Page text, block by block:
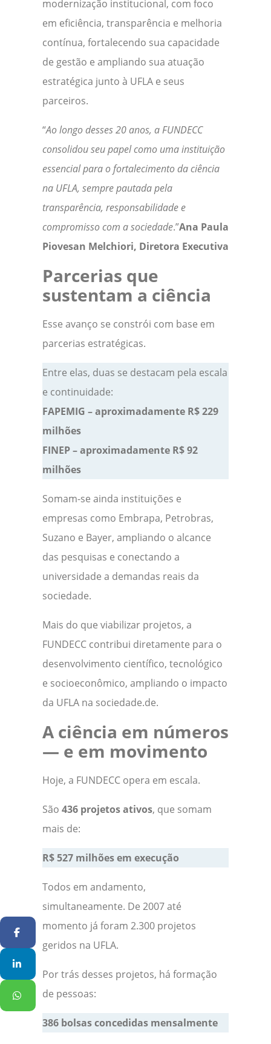
modernização institucional, com foco
em eficiência, transparência e melhoria
contínua, fortalecendo sua capacidade
de gestão e ampliando sua atuação
estratégica junto à UFLA e seus
parceiros.
“Ao longo desses 20 anos, a FUNDECC
consolidou seu papel como uma instituição
essencial para o fortalecimento da ciência
na UFLA, sempre pautada pela
transparência, responsabilidade e
compromisso com a sociedade.”Ana Paula
Piovesan Melchiori, Diretora Executiva
Parcerias que
sustentam a ciência
Esse avanço se constrói com base em
parcerias estratégicas.
Entre elas, duas se destacam pela escala
e continuidade:
FAPEMIG – aproximadamente R$ 229
milhões
FINEP – aproximadamente R$ 92
milhões
Somam-se ainda instituições e
empresas como Embrapa, Petrobras,
Suzano e Bayer, ampliando o alcance
das pesquisas e conectando a
universidade a demandas reais da
sociedade.
Mais do que viabilizar projetos, a
FUNDECC contribui diretamente para o
desenvolvimento científico, tecnológico
e socioeconômico, ampliando o impacto
da UFLA na sociedade.de.
A ciência em números
— e em movimento
Hoje, a FUNDECC opera em escala.
São 436 projetos ativos, que somam
mais de:
R$ 527 milhões em execução
Todos em andamento,
simultaneamente. De 2007 até
momento já foram 2.300 projetos
geridos na UFLA.
Por trás desses projetos, há formação
de pessoas:
386 bolsas concedidas mensalmente
Facebook
WhatsApp